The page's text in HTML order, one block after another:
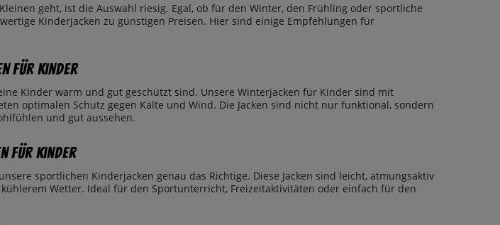
geht, ist die Auswahl riesig. Egal, ob für den Winter, den Frühling oder sportliche
Kinderjacken zu günstigen Preisen. Hier sind einige Empfehlungen für
für Kinder
Kinder warm und gut geschützt sind. Unsere Winterjacken für Kinder sind mit
optimalen Schutz gegen Kälte und Wind. Die Jacken sind nicht nur funktional, sondern
und gut aussehen.
für Kinder
sportlichen Kinderjacken genau das Richtige. Diese Jacken sind leicht, atmungsaktiv
Wetter. Ideal für den Sportunterricht, Freizeitaktivitäten oder einfach für den